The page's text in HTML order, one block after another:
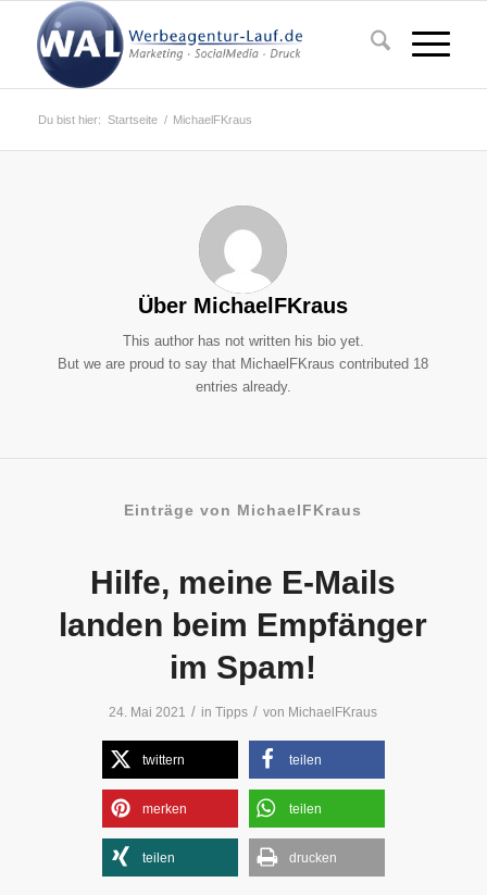
Du bist hier: Startseite / MichaelFKraus
Über MichaelFKraus
This author has not written his bio yet.
But we are proud to say that MichaelFKraus contributed 18
entries already.
Einträge von MichaelFKraus
Hilfe, meine E-Mails
landen beim Empfänger
im Spam!
24. Mai 2021 / inTipps / von MichaelFKraus
twittern teilen
merken teilen
teilen drucken